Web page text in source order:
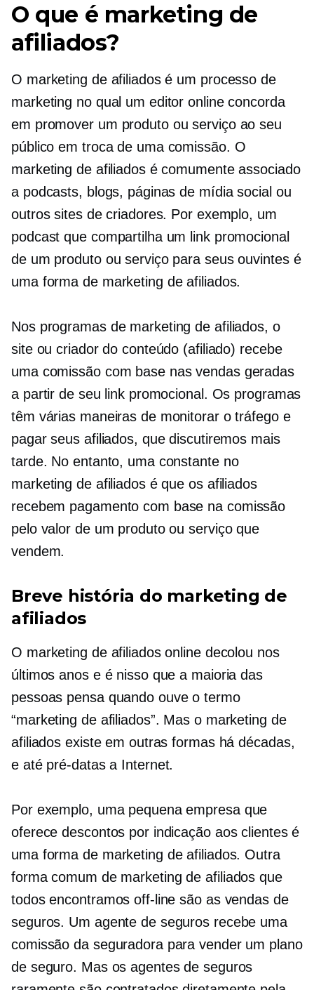
O que é marketing de
afiliados?
O marketing de afiliados é um processo de
marketing no qual um editor online concorda
em promover um produto ou serviço ao seu
público em troca de uma comissão. O
marketing de afiliados é comumente associado
a podcasts, blogs, páginas de mídia social ou
outros sites de criadores. Por exemplo, um
podcast que compartilha um link promocional
de um produto ou serviço para seus ouvintes é
uma forma de marketing de afiliados.
Nos programas de marketing de afiliados, o
site ou criador do conteúdo (afiliado) recebe
uma comissão com base nas vendas geradas
a partir de seu link promocional. Os programas
têm várias maneiras de monitorar o tráfego e
pagar seus afiliados, que discutiremos mais
tarde. No entanto, uma constante no
marketing de afiliados é que os afiliados
recebem pagamento com base na comissão
pelo valor de um produto ou serviço que
vendem.
Breve história do marketing de
afiliados
O marketing de afiliados online decolou nos
últimos anos e é nisso que a maioria das
pessoas pensa quando ouve o termo
“marketing de afiliados”. Mas o marketing de
afiliados existe em outras formas há décadas,
e até pré-datasa Internet.
Por exemplo, uma pequena empresa que
oferece descontos por indicação aos clientes é
uma forma de marketing de afiliados. Outra
forma comum de marketing de afiliados que
todos encontramos off-line são as vendas de
seguros. Um agente de seguros recebe uma
comissão da seguradora para vender um plano
de seguro. Mas os agentes de seguros